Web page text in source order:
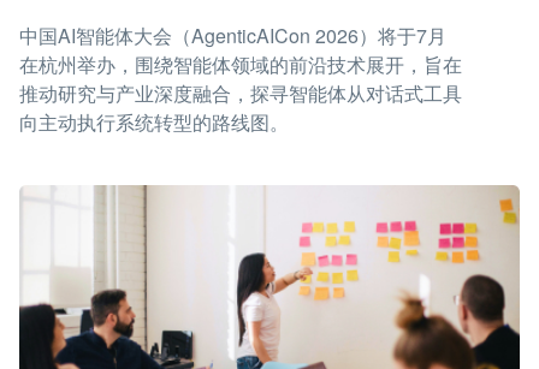
中国AI智能体大会（AgenticAICon 2026）将于7月
在杭州举办，围绕智能体领域的前沿技术展开，旨在
推动研究与产业深度融合，探寻智能体从对话式工具
向主动执行系统转型的路线图。